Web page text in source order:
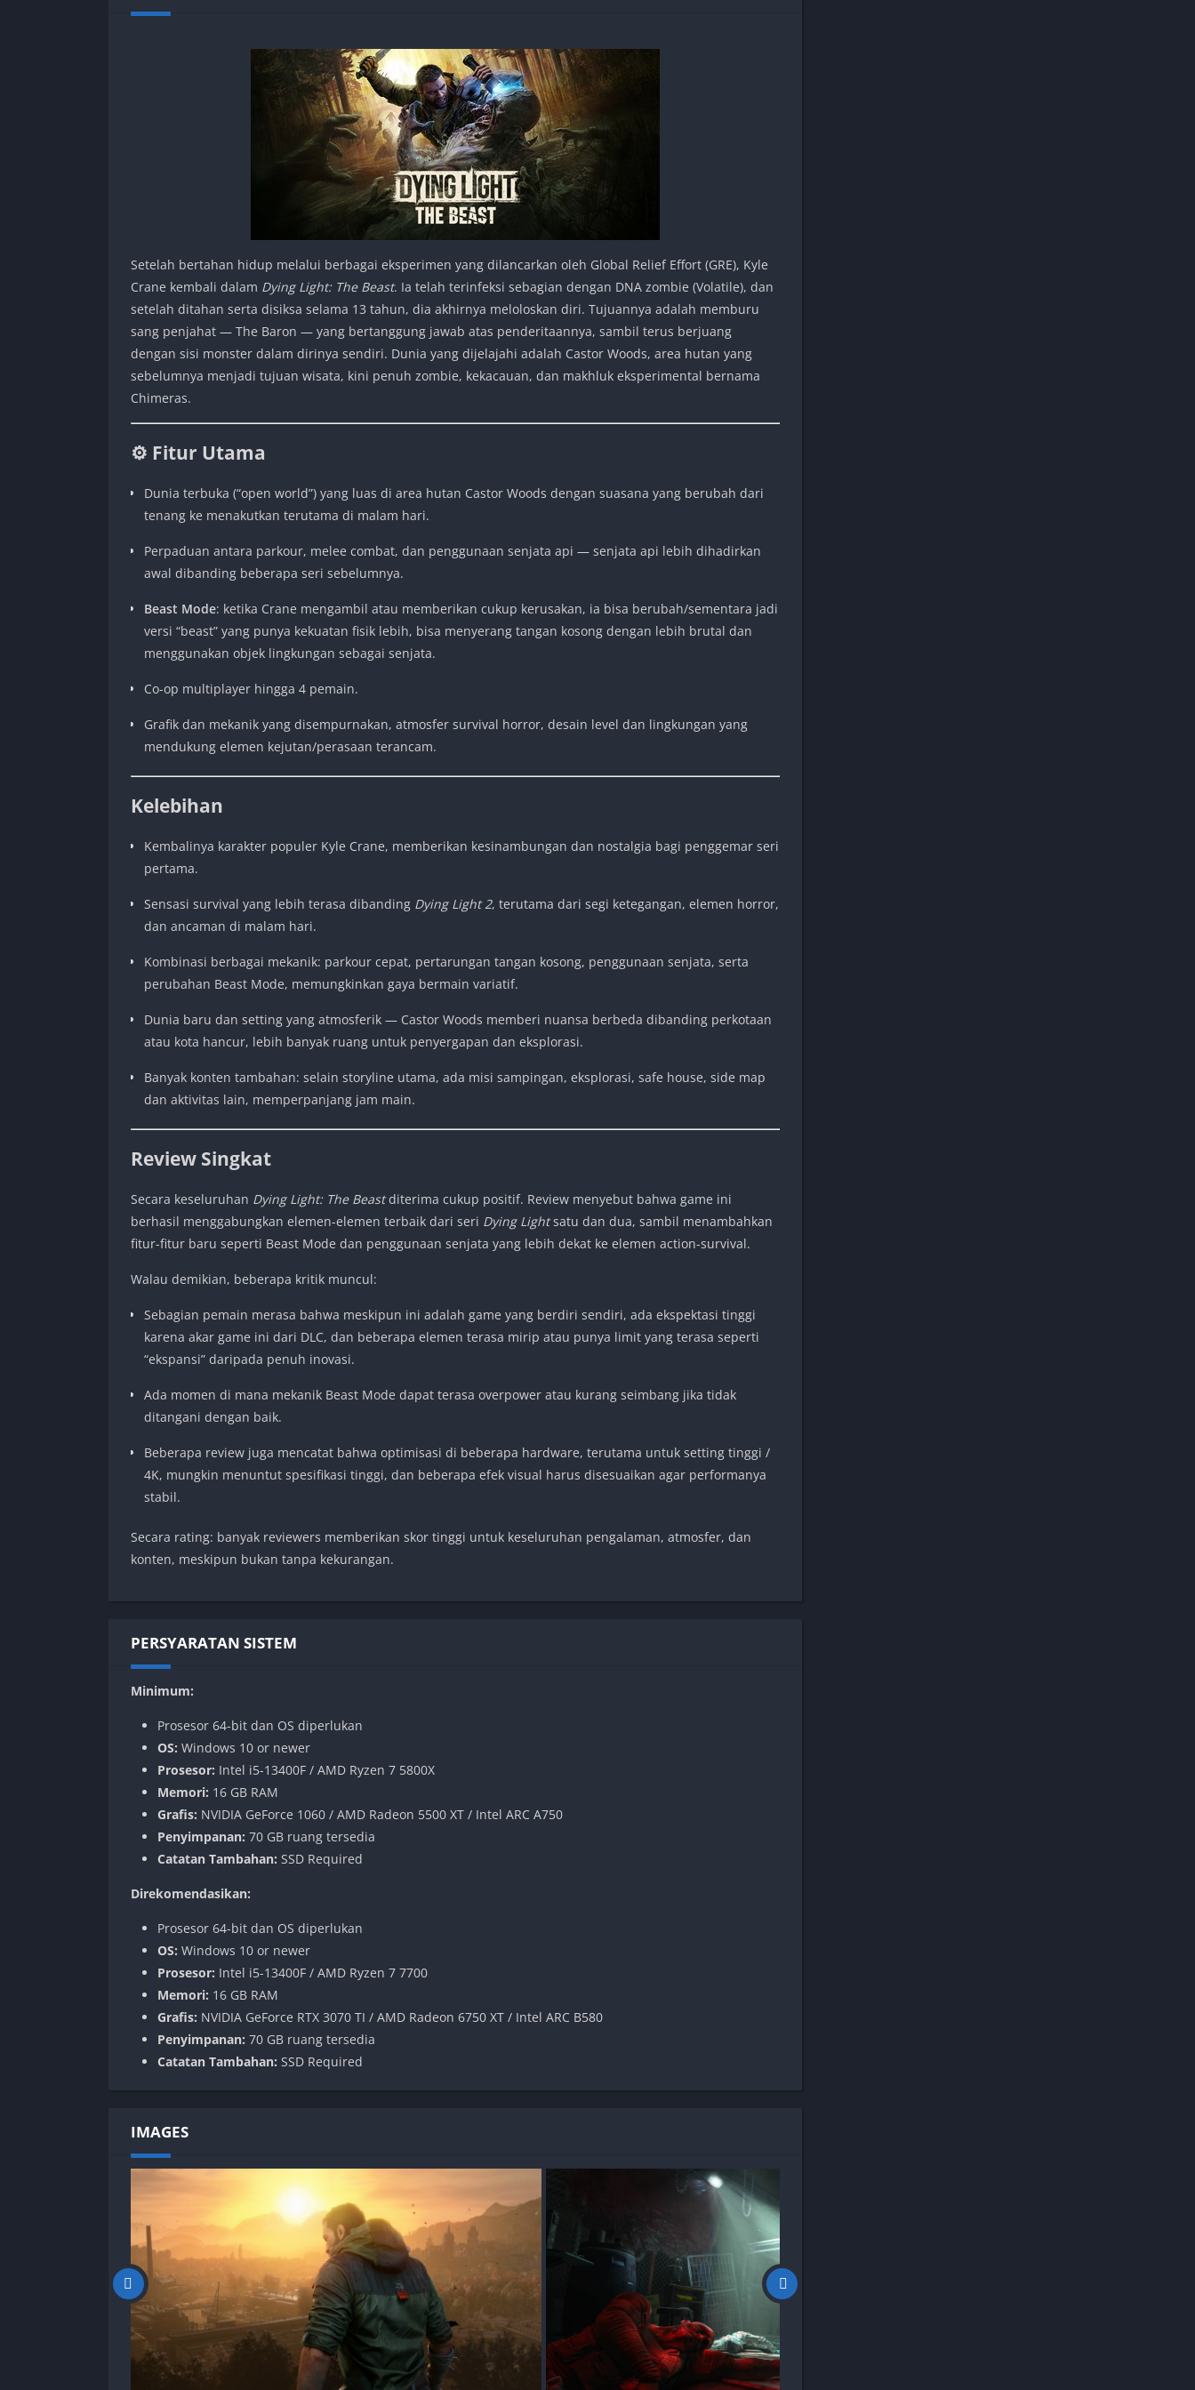
Setelah bertahan hidup melalui berbagai eksperimen yang dilancarkan oleh Global Relief Effort (GRE), Kyle
Crane kembali dalam Dying Light: The Beast. Ia telah terinfeksi sebagian dengan DNA zombie (Volatile), dan
setelah ditahan serta disiksa selama 13 tahun, dia akhirnya meloloskan diri. Tujuannya adalah memburu
sang penjahat — The Baron — yang bertanggung jawab atas penderitaannya, sambil terus berjuang
dengan sisi monster dalam dirinya sendiri. Dunia yang dijelajahi adalah Castor Woods, area hutan yang
sebelumnya menjadi tujuan wisata, kini penuh zombie, kekacauan, dan makhluk eksperimental bernama
Chimeras.
⚙️ Fitur Utama
Dunia terbuka (“open world”) yang luas di area hutan Castor Woods dengan suasana yang berubah dari
tenang ke menakutkan terutama di malam hari.
Perpaduan antara parkour, melee combat, dan penggunaan senjata api — senjata api lebih dihadirkan
awal dibanding beberapa seri sebelumnya.
Beast Mode: ketika Crane mengambil atau memberikan cukup kerusakan, ia bisa berubah/sementara jadi
versi “beast” yang punya kekuatan fisik lebih, bisa menyerang tangan kosong dengan lebih brutal dan
menggunakan objek lingkungan sebagai senjata.
Co-op multiplayer hingga 4 pemain.
Grafik dan mekanik yang disempurnakan, atmosfer survival horror, desain level dan lingkungan yang
mendukung elemen kejutan/perasaan terancam.
Kelebihan
Kembalinya karakter populer Kyle Crane, memberikan kesinambungan dan nostalgia bagi penggemar seri
pertama.
Sensasi survival yang lebih terasa dibanding Dying Light 2, terutama dari segi ketegangan, elemen horror,
dan ancaman di malam hari.
Kombinasi berbagai mekanik: parkour cepat, pertarungan tangan kosong, penggunaan senjata, serta
perubahan Beast Mode, memungkinkan gaya bermain variatif.
Dunia baru dan setting yang atmosferik — Castor Woods memberi nuansa berbeda dibanding perkotaan
atau kota hancur, lebih banyak ruang untuk penyergapan dan eksplorasi.
Banyak konten tambahan: selain storyline utama, ada misi sampingan, eksplorasi, safe house, side map
dan aktivitas lain, memperpanjang jam main.
Review Singkat
Secara keseluruhan Dying Light: The Beastditerima cukup positif. Review menyebut bahwa game ini
berhasil menggabungkan elemen-elemen terbaik dari seri Dying Lightsatu dan dua, sambil menambahkan
fitur-fitur baru seperti Beast Mode dan penggunaan senjata yang lebih dekat ke elemen action-survival.
Walau demikian, beberapa kritik muncul:
Sebagian pemain merasa bahwa meskipun ini adalah game yang berdiri sendiri, ada ekspektasi tinggi
karena akar game ini dari DLC, dan beberapa elemen terasa mirip atau punya limit yang terasa seperti
“ekspansi” daripada penuh inovasi.
Ada momen di mana mekanik Beast Mode dapat terasa overpower atau kurang seimbang jika tidak
ditangani dengan baik.
Beberapa review juga mencatat bahwa optimisasi di beberapa hardware, terutama untuk setting tinggi /
4K, mungkin menuntut spesifikasi tinggi, dan beberapa efek visual harus disesuaikan agar performanya
stabil.
Secara rating: banyak reviewers memberikan skor tinggi untuk keseluruhan pengalaman, atmosfer, dan
konten, meskipun bukan tanpa kekurangan.
PERSYARATAN SISTEM
Minimum:
Prosesor 64-bit dan OS diperlukan
OS: Windows 10 or newer
Prosesor: Intel i5-13400F / AMD Ryzen 7 5800X
Memori: 16 GB RAM
Grafis: NVIDIA GeForce 1060 / AMD Radeon 5500 XT / Intel ARC A750
Penyimpanan: 70 GB ruang tersedia
Catatan Tambahan: SSD Required
Direkomendasikan:
Prosesor 64-bit dan OS diperlukan
OS: Windows 10 or newer
Prosesor: Intel i5-13400F / AMD Ryzen 7 7700
Memori: 16 GB RAM
Grafis: NVIDIA GeForce RTX 3070 TI / AMD Radeon 6750 XT / Intel ARC B580
Penyimpanan: 70 GB ruang tersedia
Catatan Tambahan: SSD Required
IMAGES